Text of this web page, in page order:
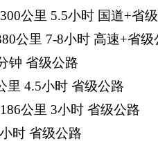
公里 5.5小时 国道+省
公里 7-8小时 高速+省级
钟 省级公路
里 4.5小时 省级公路
公里 3小时 省级公路
时 省级公路